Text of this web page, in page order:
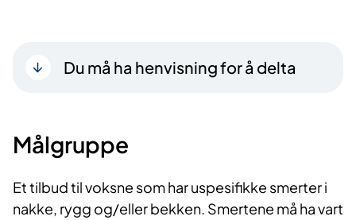
Du må ha henvisning for å delta
Målgruppe
Et tilbud til voksne som har uspesifikke smerter i
nakke, rygg og/eller bekken. Smertene må ha vart